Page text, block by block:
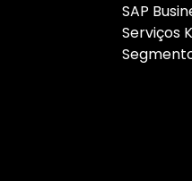
SAP
Serviços